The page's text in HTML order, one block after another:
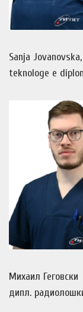
Sanja Jovanovska,
teknologe e
Михаил Геговски
дипл.